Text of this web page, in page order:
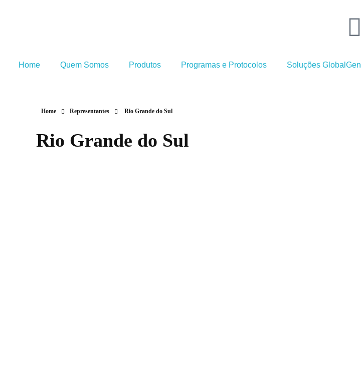
Home Quem Somos Produtos Programas e Protocolos Soluções GlobalGen
Home Representantes Rio Grande do Sul
Rio Grande do Sul